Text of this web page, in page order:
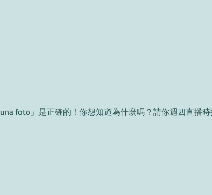
una foto」是正確的！你想知道為什麼嗎？請你週四直播